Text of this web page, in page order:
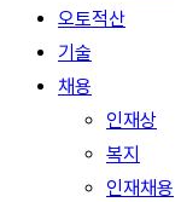
오토적산
기술
채용
인재상
복지
인재채용